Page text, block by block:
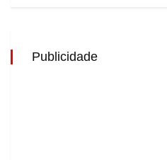
Publicidade